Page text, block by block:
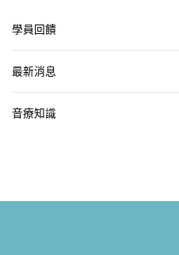
學員回饋
最新消息
音療知識